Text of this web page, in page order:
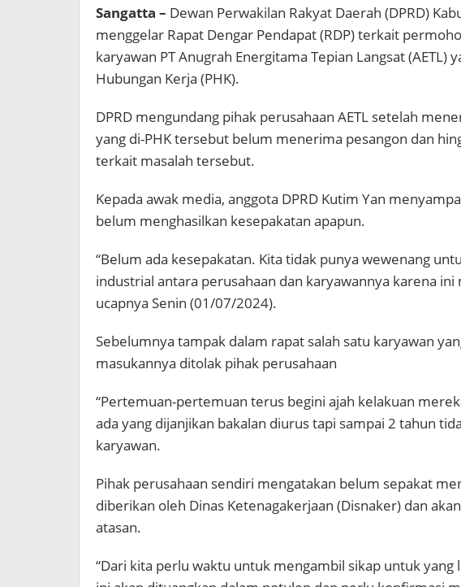
Sangatta – Dewan Perwakilan Rakyat Daerah (DPRD)
menggelar Rapat Dengar Pendapat (RDP) terkait
karyawan PT Anugrah Energitama Tepian Langsat (AETL)
Hubungan Kerja (PHK).
DPRD mengundang pihak perusahaan AETL setelah
yang di-PHK tersebut belum menerima pesangon dan
terkait masalah tersebut.
Kepada awak media, anggota DPRD Kutim Yan
belum menghasilkan kesepakatan apapun.
“Belum ada kesepakatan. Kita tidak punya wewenang
industrial antara perusahaan dan karyawannya karena
ucapnya Senin (01/07/2024).
Sebelumnya tampak dalam rapat salah satu karyawan
masukannya ditolak pihak perusahaan
“Pertemuan-pertemuan terus begini ajah kelakuan
ada yang dijanjikan bakalan diurus tapi sampai 2 tahun
karyawan.
Pihak perusahaan sendiri mengatakan belum sepakat
diberikan oleh Dinas Ketenagakerjaan (Disnaker) dan
atasan.
“Dari kita perlu waktu untuk mengambil sikap untuk yang